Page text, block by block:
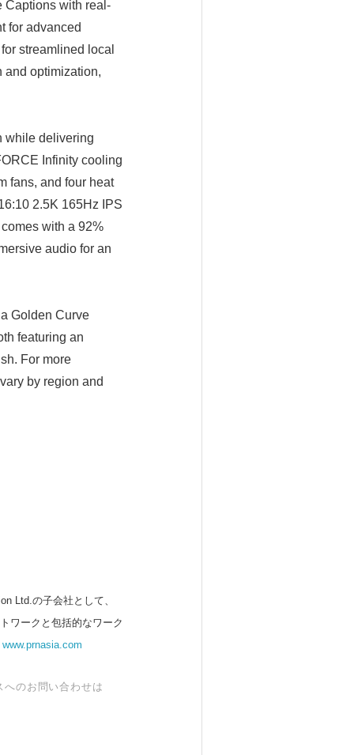
Captions with real-
for advanced
streamlined local
and optimization,
while delivering
Infinity cooling
fans, and four heat
2.5K 165Hz IPS
with a 92%
audio for an
Golden Curve
featuring an
For more
by region and
Ltd.の子会社として、
ワークと包括的なワーク
www.prnasia.com
のお問い合わせは